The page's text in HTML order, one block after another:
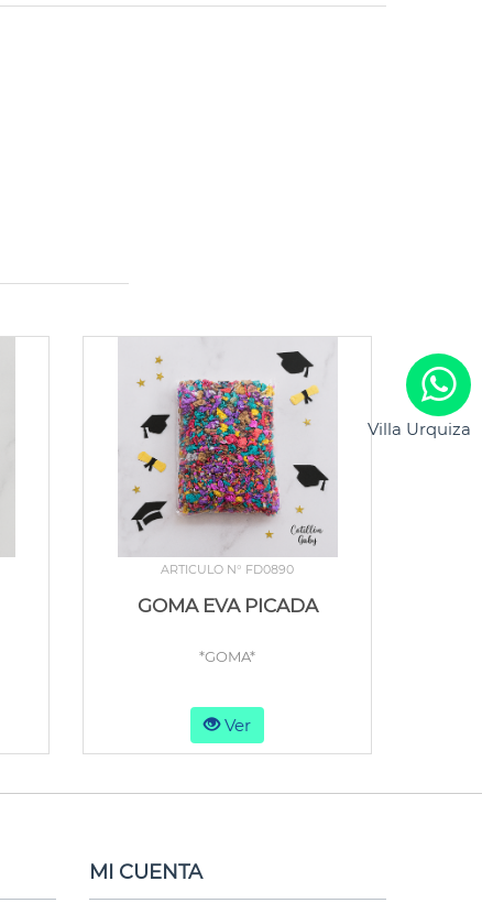
Villa Urquiza
ARTICULO N° FD0890
GOMA EVA PICADA
*GOMA*
Ver
MI CUENTA